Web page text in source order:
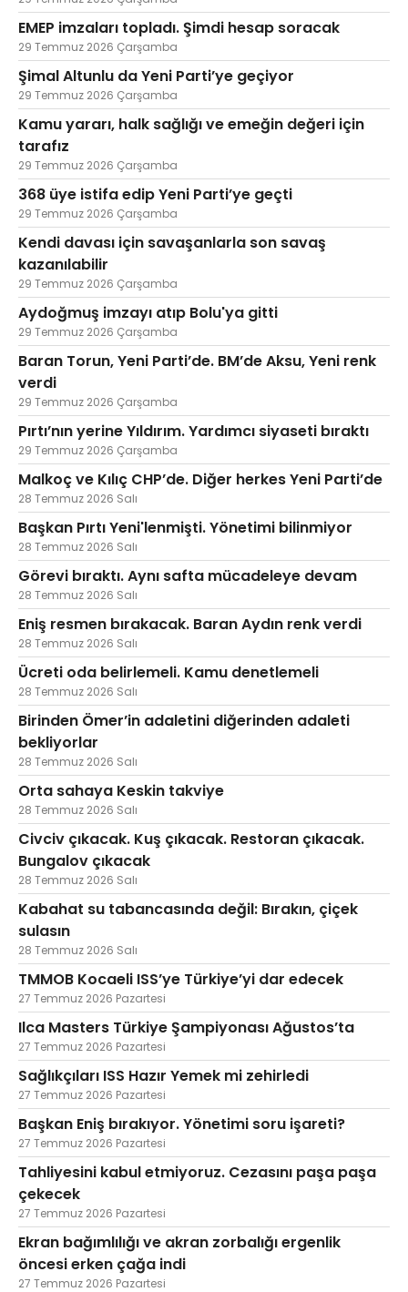
EMEP imzaları topladı. Şimdi hesap soracak
29 Temmuz 2026 Çarşamba
Şimal Altunlu da Yeni Parti’ye geçiyor
29 Temmuz 2026 Çarşamba
Kamu yararı, halk sağlığı ve emeğin değeri için
tarafız
29 Temmuz 2026 Çarşamba
368 üye istifa edip Yeni Parti’ye geçti
29 Temmuz 2026 Çarşamba
Kendi davası için savaşanlarla son savaş
kazanılabilir
29 Temmuz 2026 Çarşamba
Aydoğmuş imzayı atıp Bolu'ya gitti
29 Temmuz 2026 Çarşamba
Baran Torun, Yeni Parti’de. BM’de Aksu, Yeni renk
verdi
29 Temmuz 2026 Çarşamba
Pırtı’nın yerine Yıldırım. Yardımcı siyaseti bıraktı
29 Temmuz 2026 Çarşamba
Malkoç ve Kılıç CHP’de. Diğer herkes Yeni Parti’de
28 Temmuz 2026 Salı
Başkan Pırtı Yeni'lenmişti. Yönetimi bilinmiyor
28 Temmuz 2026 Salı
Görevi bıraktı. Aynı safta mücadeleye devam
28 Temmuz 2026 Salı
Eniş resmen bırakacak. Baran Aydın renk verdi
28 Temmuz 2026 Salı
Ücreti oda belirlemeli. Kamu denetlemeli
28 Temmuz 2026 Salı
Birinden Ömer’in adaletini diğerinden adaleti
bekliyorlar
28 Temmuz 2026 Salı
Orta sahaya Keskin takviye
28 Temmuz 2026 Salı
Civciv çıkacak. Kuş çıkacak. Restoran çıkacak.
Bungalov çıkacak
28 Temmuz 2026 Salı
Kabahat su tabancasında değil: Bırakın, çiçek
sulasın
28 Temmuz 2026 Salı
TMMOB Kocaeli ISS’ye Türkiye’yi dar edecek
27 Temmuz 2026 Pazartesi
Ilca Masters Türkiye Şampiyonası Ağustos’ta
27 Temmuz 2026 Pazartesi
Sağlıkçıları ISS Hazır Yemek mi zehirledi
27 Temmuz 2026 Pazartesi
Başkan Eniş bırakıyor. Yönetimi soru işareti?
27 Temmuz 2026 Pazartesi
Tahliyesini kabul etmiyoruz. Cezasını paşa paşa
çekecek
27 Temmuz 2026 Pazartesi
Ekran bağımlılığı ve akran zorbalığı ergenlik
öncesi erken çağa indi
27 Temmuz 2026 Pazartesi